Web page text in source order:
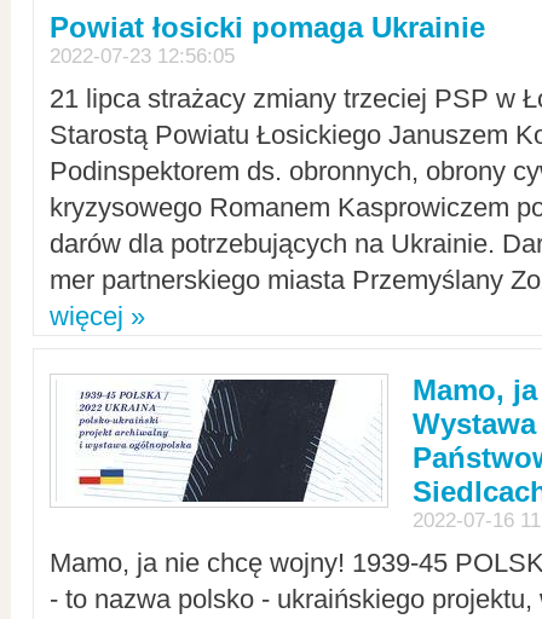
Powiat łosicki pomaga Ukrainie
2022-07-23 12:56:05
21 lipca strażacy zmiany trzeciej PSP w
Starostą Powiatu Łosickiego Januszem
Podinspektorem ds. obronnych, obrony
kryzysowego Romanem Kasprowiczem
darów dla potrzebujących na Ukrainie.
mer partnerskiego miasta Przemyślany
więcej »
Mamo,
2022-07-16
Mamo, ja nie chcę wojny! 1939-45
- to nazwa polsko - ukraińskiego